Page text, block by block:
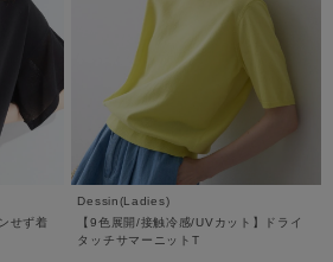
せず着
Dessin(Ladies)
【9色展開/接触冷感/UVカット】ドライ
タッチサマーニットT